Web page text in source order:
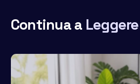
Continua a Leggere